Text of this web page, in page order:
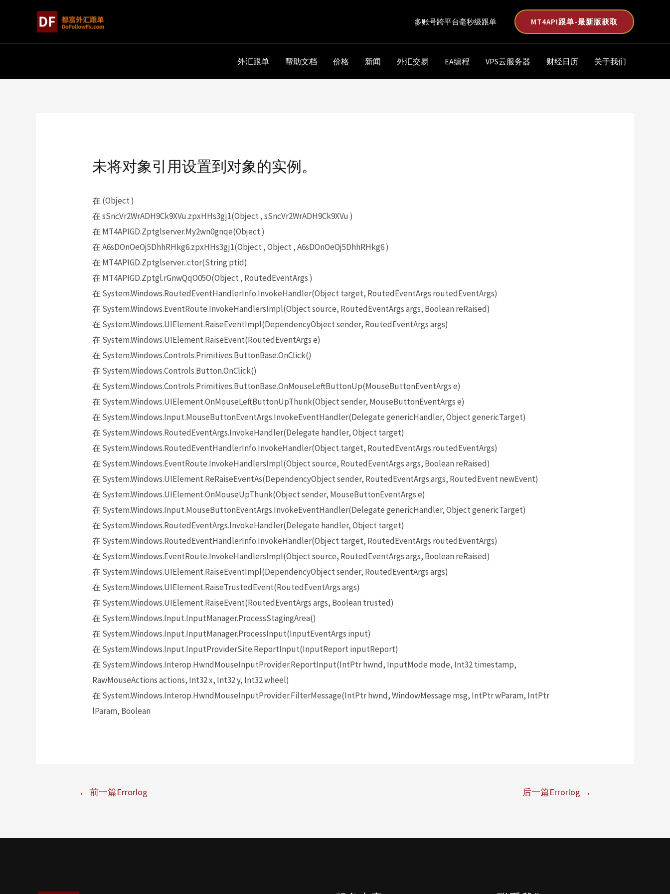
多账号跨平台毫秒级跟单 MT4API跟单-最新版获取
外汇跟单 帮助文档 价格 新闻 外汇交易 EA编程 VPS云服务器 财经日历 关于我们
未将对象引用设置到对象的实例。
在 (Object )
在 sSncVr2WrADH9Ck9XVu.zpxHHs3gj1(Object , sSncVr2WrADH9Ck9XVu )
在 MT4APIGD.Zptglserver.My2wn0gnqe(Object )
在 A6sDOnOeOj5DhhRHkg6.zpxHHs3gj1(Object , Object , A6sDOnOeOj5DhhRHkg6 )
在 MT4APIGD.Zptglserver..ctor(String ptid)
在 MT4APIGD.Zptgl.rGnwQqO05O(Object , RoutedEventArgs )
在 System.Windows.RoutedEventHandlerInfo.InvokeHandler(Object target, RoutedEventArgs routedEventArgs)
在 System.Windows.EventRoute.InvokeHandlersImpl(Object source, RoutedEventArgs args, Boolean reRaised)
在 System.Windows.UIElement.RaiseEventImpl(DependencyObject sender, RoutedEventArgs args)
在 System.Windows.UIElement.RaiseEvent(RoutedEventArgs e)
在 System.Windows.Controls.Primitives.ButtonBase.OnClick()
在 System.Windows.Controls.Button.OnClick()
在 System.Windows.Controls.Primitives.ButtonBase.OnMouseLeftButtonUp(MouseButtonEventArgs e)
在 System.Windows.UIElement.OnMouseLeftButtonUpThunk(Object sender, MouseButtonEventArgs e)
在 System.Windows.Input.MouseButtonEventArgs.InvokeEventHandler(Delegate genericHandler, Object genericTarget)
在 System.Windows.RoutedEventArgs.InvokeHandler(Delegate handler, Object target)
在 System.Windows.RoutedEventHandlerInfo.InvokeHandler(Object target, RoutedEventArgs routedEventArgs)
在 System.Windows.EventRoute.InvokeHandlersImpl(Object source, RoutedEventArgs args, Boolean reRaised)
在 System.Windows.UIElement.ReRaiseEventAs(DependencyObject sender, RoutedEventArgs args, RoutedEvent newEvent)
在 System.Windows.UIElement.OnMouseUpThunk(Object sender, MouseButtonEventArgs e)
在 System.Windows.Input.MouseButtonEventArgs.InvokeEventHandler(Delegate genericHandler, Object genericTarget)
在 System.Windows.RoutedEventArgs.InvokeHandler(Delegate handler, Object target)
在 System.Windows.RoutedEventHandlerInfo.InvokeHandler(Object target, RoutedEventArgs routedEventArgs)
在 System.Windows.EventRoute.InvokeHandlersImpl(Object source, RoutedEventArgs args, Boolean reRaised)
在 System.Windows.UIElement.RaiseEventImpl(DependencyObject sender, RoutedEventArgs args)
在 System.Windows.UIElement.RaiseTrustedEvent(RoutedEventArgs args)
在 System.Windows.UIElement.RaiseEvent(RoutedEventArgs args, Boolean trusted)
在 System.Windows.Input.InputManager.ProcessStagingArea()
在 System.Windows.Input.InputManager.ProcessInput(InputEventArgs input)
在 System.Windows.Input.InputProviderSite.ReportInput(InputReport inputReport)
在 System.Windows.Interop.HwndMouseInputProvider.ReportInput(IntPtr hwnd, InputMode mode, Int32 timestamp,
RawMouseActions actions, Int32 x, Int32 y, Int32 wheel)
在 System.Windows.Interop.HwndMouseInputProvider.FilterMessage(IntPtr hwnd, WindowMessage msg, IntPtr wParam, IntPtr
lParam, Boolean
← 前一篇Errorlog 后一篇Errorlog →